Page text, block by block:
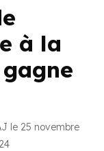
à la
le 25 novembre